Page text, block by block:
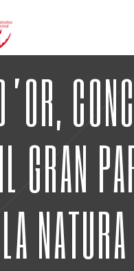
GRAN